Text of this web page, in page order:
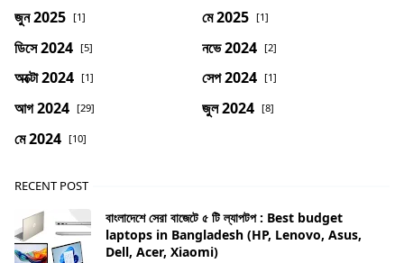
জুন 2025 [1] মে 2025 [1]
ডিসে 2024 [5] নভে 2024 [2]
অক্টো 2024 [1] সেপ 2024 [1]
আগ 2024 [29] জুল 2024 [8]
মে 2024 [10]
RECENT POST
বাংলাদেশে সেরা বাজেটে ৫ টি ল্যাপটপ : Best budget
laptops in Bangladesh (HP, Lenovo, Asus,
Dell, Acer, Xiaomi)